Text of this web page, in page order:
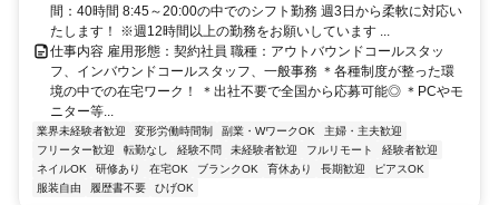
間：40時間 8:45～20:00の中でのシフト勤務 週3日から柔軟に対応い
たします！ ※週12時間以上の勤務をお願いしています ...
仕事内容 雇用形態：契約社員 職種：アウトバウンドコールスタッ
フ、インバウンドコールスタッフ、一般事務 ＊各種制度が整った環
境の中での在宅ワーク！ ＊出社不要で全国から応募可能◎ ＊PCやモ
ニター等...
業界未経験者歓迎 変形労働時間制 副業・WワークOK
主婦・主夫歓迎
フリーター歓迎
転勤なし 経験不問 未経験者歓迎 フルリモート
経験者歓迎
ネイルOK
研修あり 在宅OK ブランクOK 育休あり 長期歓迎
ピアスOK
服装自由
履歴書不要 ひげOK